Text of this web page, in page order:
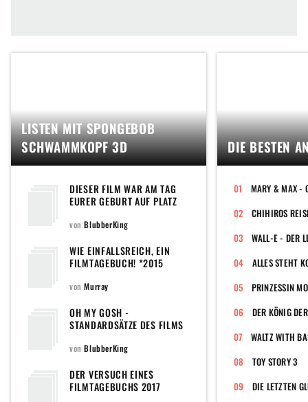
LISTEN MIT SPONGEBOB
SCHWAMMKOPF 3D
DIESER FILM WAR AM TAG
EURER GEBURT AUF PLATZ
vonBlubberKing
WIE EINFALLSREICH, EIN
FILMTAGEBUCH! *2015
vonMurray
OH MY GOSH -
STANDARDSÄTZE DES FILMS
vonBlubberKing
DER VERSUCH EINES
FILMTAGEBUCHS 2017
DIE BESTEN
CHIHIROS
ALLES STEHT
PRINZESSIN
DER KÖNIG
WALTZ WITH
TOY STORY 3
DIE LETZTEN